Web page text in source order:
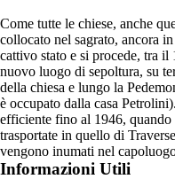
Come tutte le chiese, anche
collocato nel sagrato, ancora
cattivo stato e si procede, tra
nuovo luogo di sepoltura, su
della chiesa e lungo la
è occupato dalla casa
efficiente fino al 1946, quando
trasportate in quello di
vengono inumati nel
Informazioni Utili